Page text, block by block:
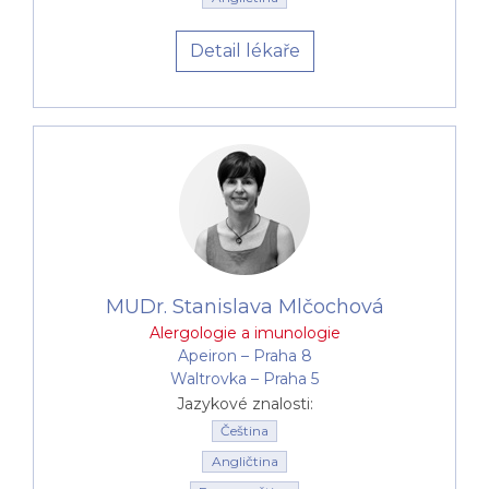
V rámci Canadian Medical spolupracuje naše
alergologie také s ORL specialisty, kožními
Všichni lékaři pracují jako tým a sdílejí jednu
také s dalšími odbornými, většinou univerzitními,
Detail lékaře
MUDr. Stanislava Mlčochová
Alergologie a imunologie
Apeiron –⁠⁠⁠⁠⁠⁠ Praha 8
Waltrovka –⁠⁠⁠⁠⁠⁠ Praha 5
Jazykové znalosti:
Čeština
Angličtina